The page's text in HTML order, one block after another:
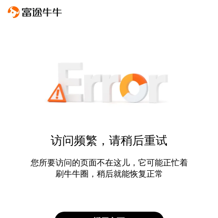
访问频繁，请稍后重试
您所要访问的页面不在这儿，它可能正忙着
刷牛牛圈，稍后就能恢复正常